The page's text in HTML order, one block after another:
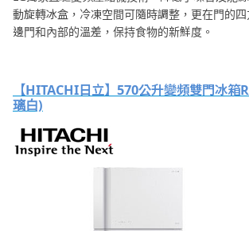
動旋轉冰盒，冷凍空間可隨時調整，更在門的
邊門和內部的溫差，保持食物的新鮮度。
【HITACHI日立】570公升變頻雙門冰箱
璃白)